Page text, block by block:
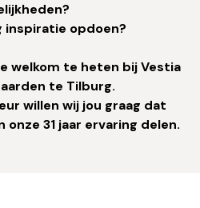
inspiratie opdoen?
welkom te heten bij Vestia
te Tilburg.
willen wij jou graag dat
onze 31 jaar ervaring delen.